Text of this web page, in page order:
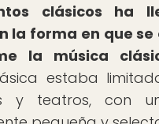
clásicos ha
la forma en que
la música
estaba
y teatros, con